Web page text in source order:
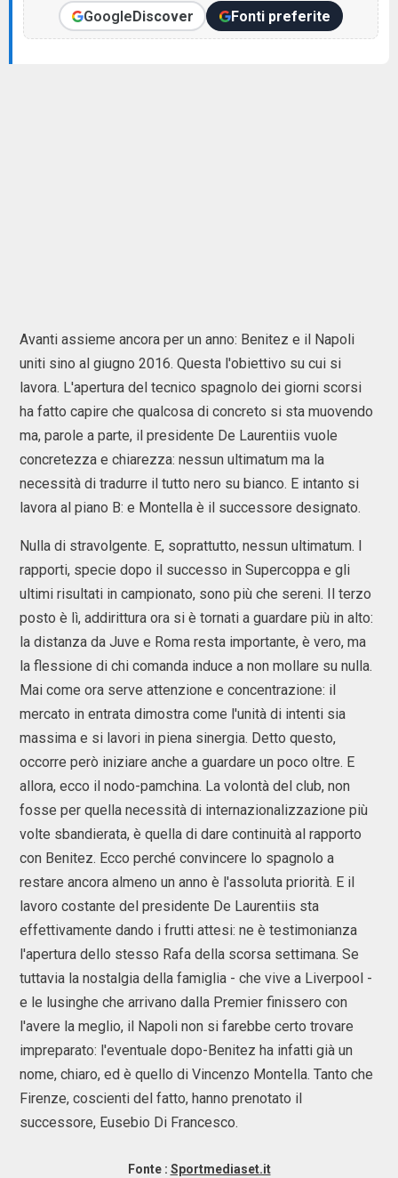
GoogleDiscover Fonti preferite
Avanti assieme ancora per un anno: Benitez e il Napoli
uniti sino al giugno 2016. Questa l'obiettivo su cui si
lavora. L'apertura del tecnico spagnolo dei giorni scorsi
ha fatto capire che qualcosa di concreto si sta muovendo
ma, parole a parte, il presidente De Laurentiis vuole
concretezza e chiarezza: nessun ultimatum ma la
necessità di tradurre il tutto nero su bianco. E intanto si
lavora al piano B: e Montella è il successore designato.
Nulla di stravolgente. E, soprattutto, nessun ultimatum. I
rapporti, specie dopo il successo in Supercoppa e gli
ultimi risultati in campionato, sono più che sereni. Il terzo
posto è lì, addirittura ora si è tornati a guardare più in alto:
la distanza da Juve e Roma resta importante, è vero, ma
la flessione di chi comanda induce a non mollare su nulla.
Mai come ora serve attenzione e concentrazione: il
mercato in entrata dimostra come l'unità di intenti sia
massima e si lavori in piena sinergia. Detto questo,
occorre però iniziare anche a guardare un poco oltre. E
allora, ecco il nodo-pamchina. La volontà del club, non
fosse per quella necessità di internazionalizzazione più
volte sbandierata, è quella di dare continuità al rapporto
con Benitez. Ecco perché convincere lo spagnolo a
restare ancora almeno un anno è l'assoluta priorità. E il
lavoro costante del presidente De Laurentiis sta
effettivamente dando i frutti attesi: ne è testimonianza
l'apertura dello stesso Rafa della scorsa settimana. Se
tuttavia la nostalgia della famiglia - che vive a Liverpool -
e le lusinghe che arrivano dalla Premier finissero con
l'avere la meglio, il Napoli non si farebbe certo trovare
impreparato: l'eventuale dopo-Benitez ha infatti già un
nome, chiaro, ed è quello di Vincenzo Montella. Tanto che
Firenze, coscienti del fatto, hanno prenotato il
successore, Eusebio Di Francesco.
Fonte : Sportmediaset.it